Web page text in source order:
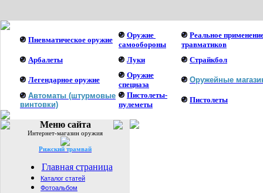
Пневматическое оружие
Оружие
самообороны
Реальное
травматиков
Арбалеты
Луки Страйкбол
Легендарное оружие
Оружие
спецназа
Оружейные
Автоматы (штурмовые
винтовки)
Пистолеты-
пулеметы
Пистолеты
Меню сайта
Интернет-магазин оружия
Рижский трамвай
Главная страница
Каталог статей
Фотоальбом